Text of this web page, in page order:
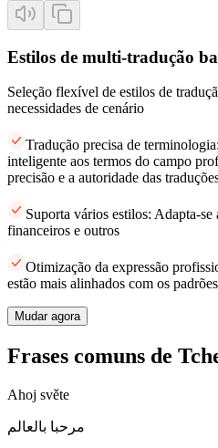
Estilos de multi-tradução
Seleção flexível de estilos de
necessidades de cenário
Tradução precisa de
inteligente aos termos do campo
precisão e a autoridade das
Suporta vários estilos: Adapta-
financeiros e outros
Otimização da expressão
estão mais alinhados com os
Mudar agora
Frases comuns de
Ahoj světe
مرحبا بالعالم